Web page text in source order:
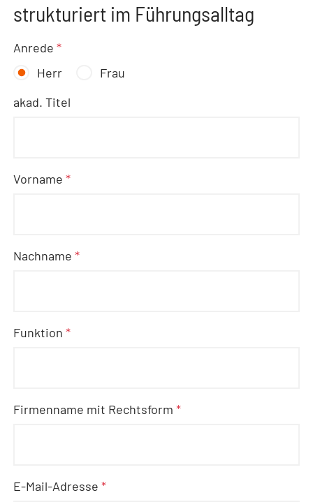
strukturiert im Führungsalltag
Anrede*
Herr
Frau
akad. Titel
Vorname*
Nachname*
Funktion*
Firmenname mit Rechtsform*
E-Mail-Adresse*